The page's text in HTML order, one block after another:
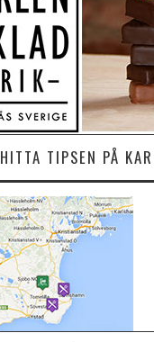
HITTA TIPSEN PÅ